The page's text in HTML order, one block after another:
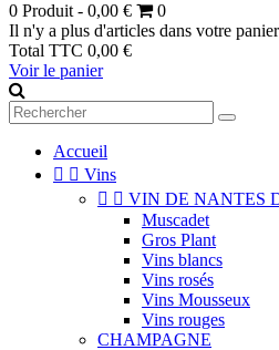
0 Produit - 0,00 €
0
Il n'y a plus d'articles dans votre panier
Total TTC 0,00 €
Voir le panier
Accueil
  Vins
  VIN DE NANTES
Muscadet
Gros Plant
Vins blancs
Vins rosés
Vins Mousseux
Vins rouges
CHAMPAGNE